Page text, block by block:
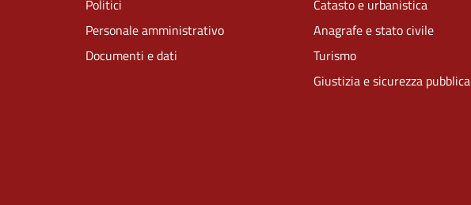
Politici
Personale amministrativo
Documenti e dati
Catasto e urbanistica
Anagrafe e stato civile
Turismo
Giustizia e sicurezza pubblica